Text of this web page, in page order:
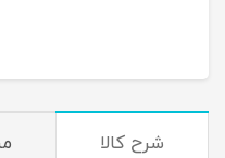
شرح کالا